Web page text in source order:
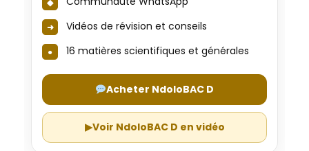
Vidéos de révision et conseils
16 matières scientifiques et générales
Acheter NdoloBAC D
▶Voir NdoloBAC D en vidéo